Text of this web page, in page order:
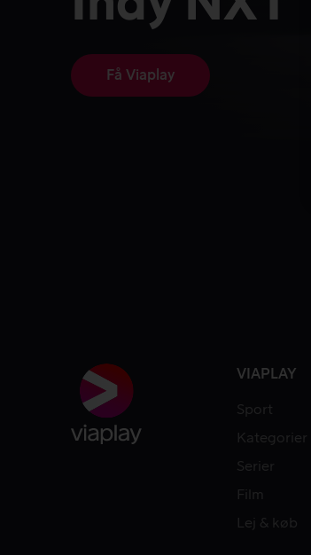
Få Viaplay
VIAPLAY
Sport
Kategorier
Serier
Film
Lej & køb